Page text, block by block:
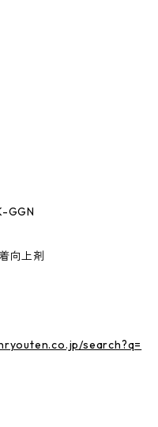
GGN
向上剤
search?q=